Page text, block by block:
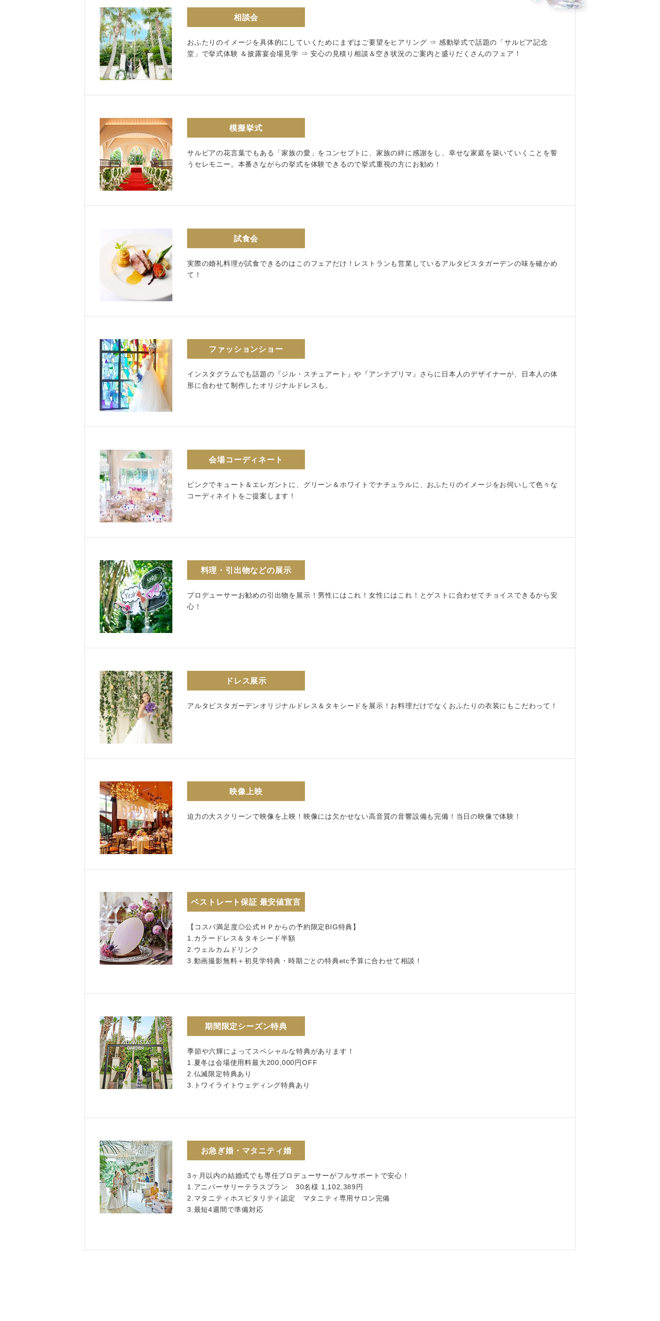
Facebook Wedding Restaurant Youtube
相談会
おふたりのイメージを具体的にしていくためにまずはご要望をヒアリング ⇒ 感動挙式で話題の「サルビア記念
堂」で挙式体験 ＆披露宴会場見学 ⇒ 安心の見積り相談＆空き状況のご案内と盛りだくさんのフェア！
模擬挙式
サルビアの花言葉でもある「家族の愛」をコンセプトに、家族の絆に感謝をし、幸せな家庭を築いていくことを誓
うセレモニー。本番さながらの挙式を体験できるので挙式重視の方にお勧め！
試食会
実際の婚礼料理が試食できるのはこのフェアだけ！レストランも営業しているアルタビスタガーデンの味を確かめ
て！
ファッションショー
インスタグラムでも話題の『ジル・スチュアート』や『アンテプリマ』さらに日本人のデザイナーが、日本人の体
形に合わせて制作したオリジナルドレスも。
会場コーディネート
ピンクでキュート＆エレガントに、グリーン＆ホワイトでナチュラルに、おふたりのイメージをお伺いして色々な
コーディネイトをご提案します！
料理・引出物などの展示
プロデューサーお勧めの引出物を展示！男性にはこれ！女性にはこれ！とゲストに合わせてチョイスできるから安
心！
ドレス展示
アルタビスタガーデンオリジナルドレス＆タキシードを展示！お料理だけでなくおふたりの衣装にもこだわって！
映像上映
迫力の大スクリーンで映像を上映！映像には欠かせない高音質の音響設備も完備！当日の映像で体験！
ベストレート保証 最安値宣言
【コスパ満足度◎公式ＨＰからの予約限定BIG特典】
1.カラードレス＆タキシード半額
2.ウェルカムドリンク
3.動画撮影無料＋初見学特典・時期ごとの特典etc予算に合わせて相談！
期間限定シーズン特典
季節や六輝によってスペシャルな特典があります！
1.夏冬は会場使用料最大200,000円OFF
2.仏滅限定特典あり
3.トワイライトウェディング特典あり
お急ぎ婚・マタニティ婚
3ヶ月以内の結婚式でも専任プロデューサーがフルサポートで安心！
1.アニバーサリーテラスプラン 30名様 1,102,389円
2.マタニティホスピタリティ認定 マタニティ専用サロン完備
3.最短4週間で準備対応